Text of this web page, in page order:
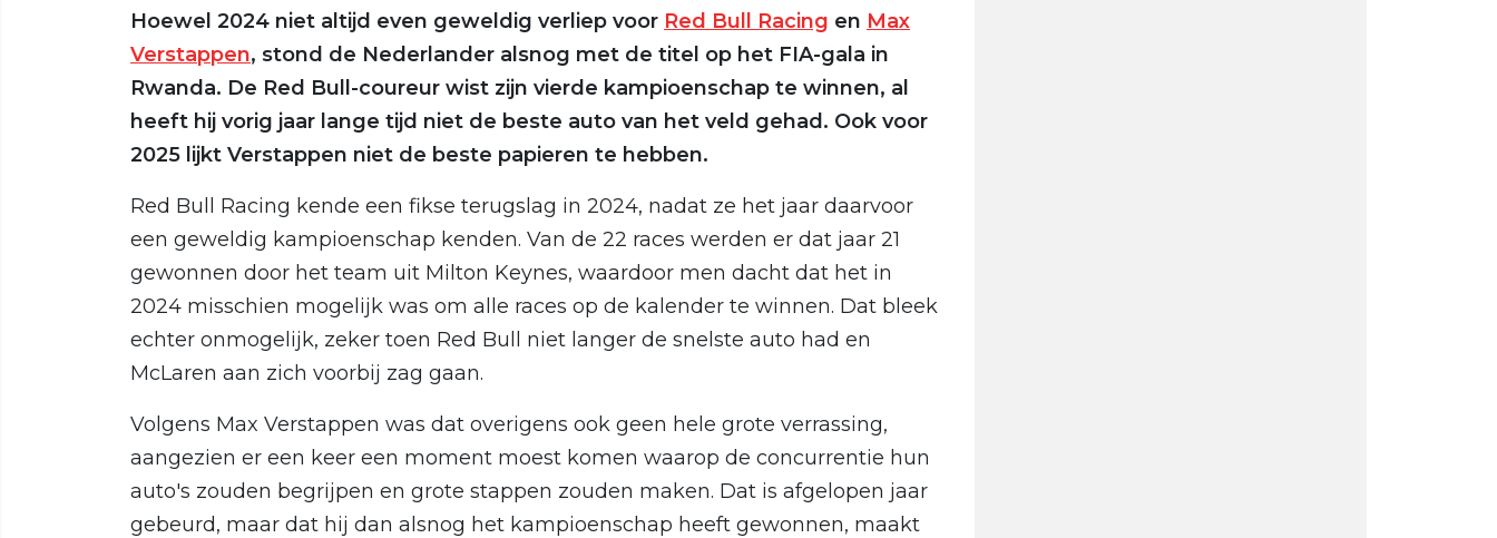
Hoewel 2024 niet altijd even geweldig verliep voor Red Bull Racing en Max
Verstappen, stond de Nederlander alsnog met de titel op het FIA-gala in
Rwanda. De Red Bull-coureur wist zijn vierde kampioenschap te winnen, al
heeft hij vorig jaar lange tijd niet de beste auto van het veld gehad. Ook voor
2025 lijkt Verstappen niet de beste papieren te hebben.
Red Bull Racing kende een fikse terugslag in 2024, nadat ze het jaar daarvoor
een geweldig kampioenschap kenden. Van de 22 races werden er dat jaar 21
gewonnen door het team uit Milton Keynes, waardoor men dacht dat het in
2024 misschien mogelijk was om alle races op de kalender te winnen. Dat bleek
echter onmogelijk, zeker toen Red Bull niet langer de snelste auto had en
McLaren aan zich voorbij zag gaan.
Volgens Max Verstappen was dat overigens ook geen hele grote verrassing,
aangezien er een keer een moment moest komen waarop de concurrentie hun
auto's zouden begrijpen en grote stappen zouden maken. Dat is afgelopen jaar
gebeurd, maar dat hij dan alsnog het kampioenschap heeft gewonnen, maakt